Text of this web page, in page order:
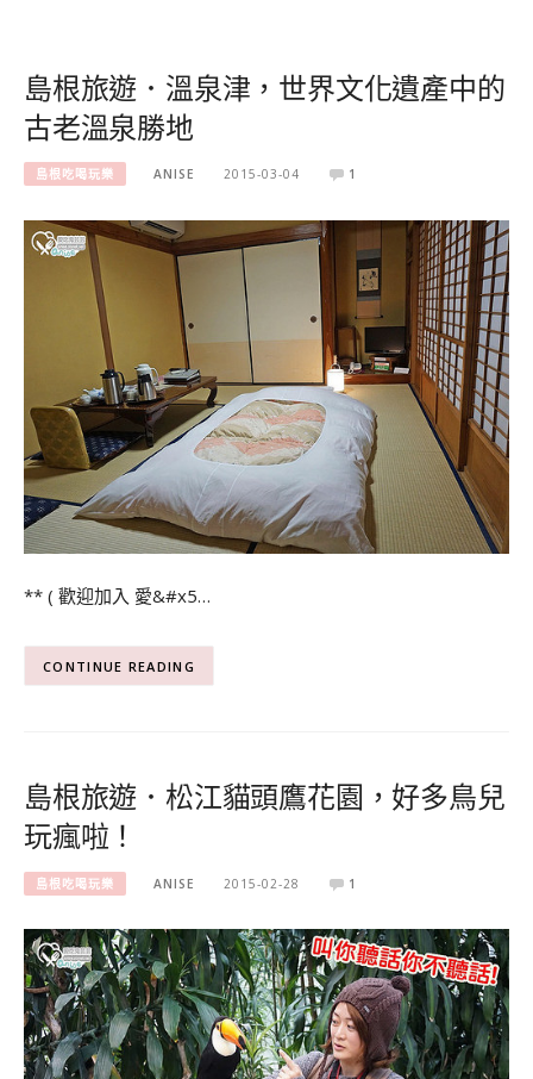
島根旅遊．溫泉津，世界文化遺產中的
古老溫泉勝地
島根吃喝玩樂 ANISE 2015-03-04 1
** ( 歡迎加入 愛&#x5…
CONTINUE READING
島根旅遊．松江貓頭鷹花園，好多鳥兒
玩瘋啦！
島根吃喝玩樂 ANISE 2015-02-28 1